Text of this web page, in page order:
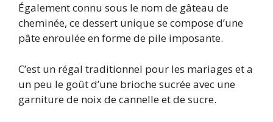
Également connu sous le nom de gâteau de
cheminée, ce dessert unique se compose d’une
pâte enroulée en forme de pile imposante.
C’est un régal traditionnel pour les mariages et a
un peu le goût d’une brioche sucrée avec une
garniture de noix de cannelle et de sucre.